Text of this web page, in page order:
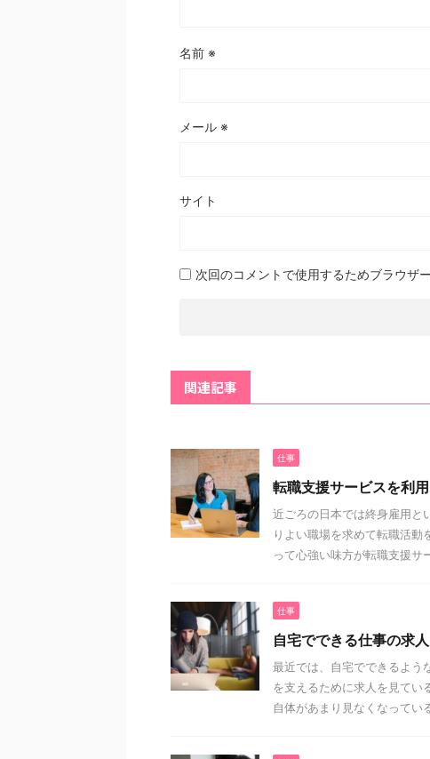
名前 ※
メール ※
サイト
次回のコメントで使用するためブラウザ
関連記事
仕事
転職支援サービスを利
近ごろの日本では終身雇用と
りよい職場を求めて転職活動
って心強い味方が転職支援サ
仕事
自宅でできる仕事の求人
最近では、自宅でできるよう
を支えるために求人を見てい
自体があまり見なくなってい